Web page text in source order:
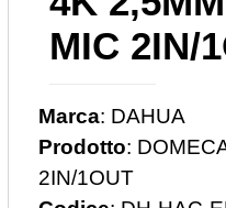
MIC 2IN/
Marca: DAHUA
Prodotto:
2IN/1OUT